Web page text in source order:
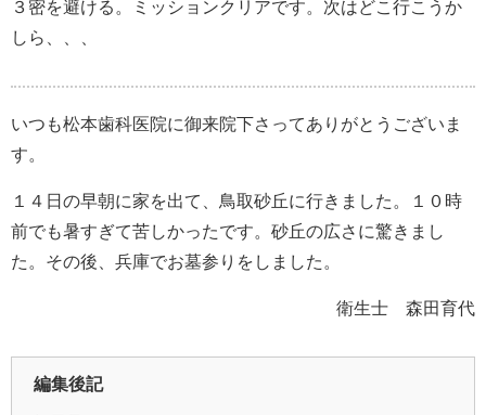
３密を避ける。ミッションクリアです。次はどこ行こうか
しら、、、
いつも松本歯科医院に御来院下さってありがとうございま
す。
１４日の早朝に家を出て、鳥取砂丘に行きました。１０時
前でも暑すぎて苦しかったです。砂丘の広さに驚きまし
た。その後、兵庫でお墓参りをしました。
衛生士 森田育代
編集後記